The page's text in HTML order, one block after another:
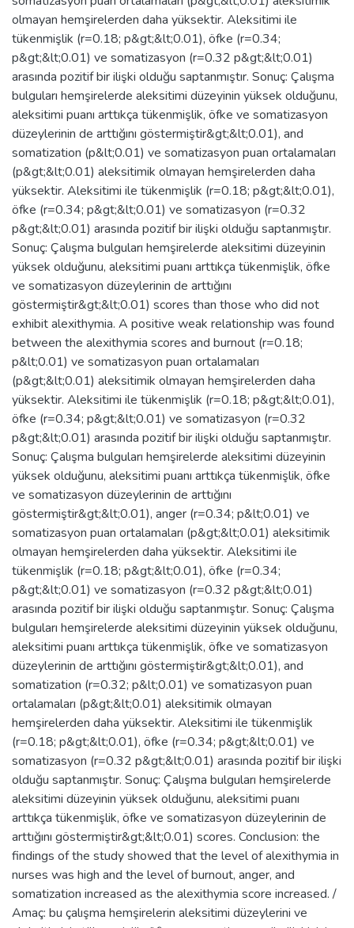
olmayan hemşirelerden daha yüksektir. Aleksitimi ile
tükenmişlik (r=0.18; p&gt;&lt;0.01), öfke (r=0.34;
p&gt;&lt;0.01) ve somatizasyon (r=0.32 p&gt;&lt;0.01)
arasında pozitif bir ilişki olduğu saptanmıştır. Sonuç: Çalışma
bulguları hemşirelerde aleksitimi düzeyinin yüksek olduğunu,
aleksitimi puanı arttıkça tükenmişlik, öfke ve somatizasyon
düzeylerinin de arttığını göstermiştir&gt;&lt;0.01), and
somatization (p&lt;0.01) ve somatizasyon puan ortalamaları
(p&gt;&lt;0.01) aleksitimik olmayan hemşirelerden daha
yüksektir. Aleksitimi ile tükenmişlik (r=0.18; p&gt;&lt;0.01),
öfke (r=0.34; p&gt;&lt;0.01) ve somatizasyon (r=0.32
p&gt;&lt;0.01) arasında pozitif bir ilişki olduğu saptanmıştır.
Sonuç: Çalışma bulguları hemşirelerde aleksitimi düzeyinin
yüksek olduğunu, aleksitimi puanı arttıkça tükenmişlik, öfke
ve somatizasyon düzeylerinin de arttığını
göstermiştir&gt;&lt;0.01) scores than those who did not
exhibit alexithymia. A positive weak relationship was found
between the alexithymia scores and burnout (r=0.18;
p&lt;0.01) ve somatizasyon puan ortalamaları
(p&gt;&lt;0.01) aleksitimik olmayan hemşirelerden daha
yüksektir. Aleksitimi ile tükenmişlik (r=0.18; p&gt;&lt;0.01),
öfke (r=0.34; p&gt;&lt;0.01) ve somatizasyon (r=0.32
p&gt;&lt;0.01) arasında pozitif bir ilişki olduğu saptanmıştır.
Sonuç: Çalışma bulguları hemşirelerde aleksitimi düzeyinin
yüksek olduğunu, aleksitimi puanı arttıkça tükenmişlik, öfke
ve somatizasyon düzeylerinin de arttığını
göstermiştir&gt;&lt;0.01), anger (r=0.34; p&lt;0.01) ve
somatizasyon puan ortalamaları (p&gt;&lt;0.01) aleksitimik
olmayan hemşirelerden daha yüksektir. Aleksitimi ile
tükenmişlik (r=0.18; p&gt;&lt;0.01), öfke (r=0.34;
p&gt;&lt;0.01) ve somatizasyon (r=0.32 p&gt;&lt;0.01)
arasında pozitif bir ilişki olduğu saptanmıştır. Sonuç: Çalışma
bulguları hemşirelerde aleksitimi düzeyinin yüksek olduğunu,
aleksitimi puanı arttıkça tükenmişlik, öfke ve somatizasyon
düzeylerinin de arttığını göstermiştir&gt;&lt;0.01), and
somatization (r=0.32; p&lt;0.01) ve somatizasyon puan
ortalamaları (p&gt;&lt;0.01) aleksitimik olmayan
hemşirelerden daha yüksektir. Aleksitimi ile tükenmişlik
(r=0.18; p&gt;&lt;0.01), öfke (r=0.34; p&gt;&lt;0.01) ve
somatizasyon (r=0.32 p&gt;&lt;0.01) arasında pozitif bir ilişki
olduğu saptanmıştır. Sonuç: Çalışma bulguları hemşirelerde
aleksitimi düzeyinin yüksek olduğunu, aleksitimi puanı
arttıkça tükenmişlik, öfke ve somatizasyon düzeylerinin de
arttığını göstermiştir&gt;&lt;0.01) scores. Conclusion: the
findings of the study showed that the level of alexithymia in
nurses was high and the level of burnout, anger, and
somatization increased as the alexithymia score increased. /
Amaç: bu çalışma hemşirelerin aleksitimi düzeylerini ve